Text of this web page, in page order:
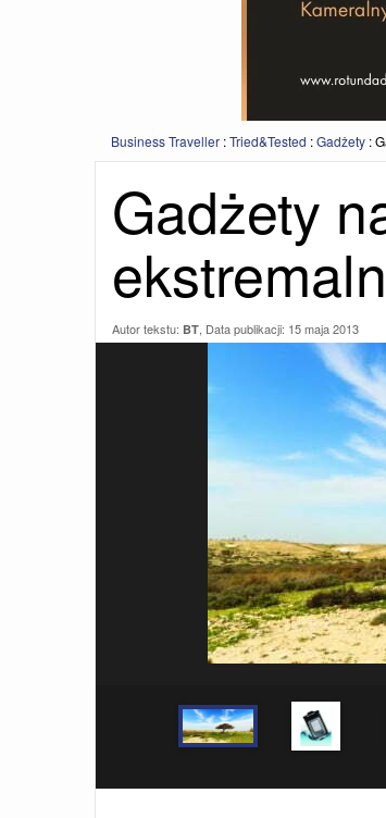
Business Traveller :Tried&Tested :Gadżety :
Gadżety
Autor tekstu: BT, Data publikacji: 15 maja 2013